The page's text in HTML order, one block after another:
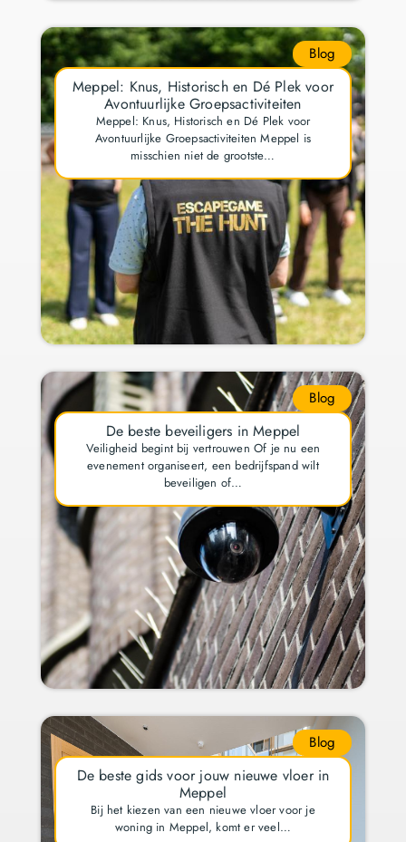
Blog
Meppel: Knus, Historisch en Dé Plek voor
Avontuurlijke Groepsactiviteiten
Meppel: Knus, Historisch en Dé Plek voor
Avontuurlijke Groepsactiviteiten Meppel is
misschien niet de grootste…
Blog
De beste beveiligers in Meppel
Veiligheid begint bij vertrouwen Of je nu een
evenement organiseert, een bedrijfspand wilt
beveiligen of…
Blog
De beste gids voor jouw nieuwe vloer in
Meppel
Bij het kiezen van een nieuwe vloer voor je
woning in Meppel, komt er veel…